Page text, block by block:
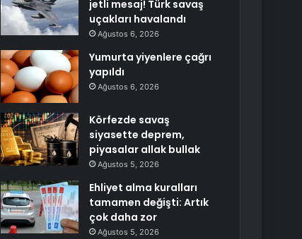
jetli mesaj! Türk savaş
uçakları havalandı
Ağustos 6, 2026
Yumurta yiyenlere çağrı
yapıldı
Ağustos 6, 2026
Körfezde savaş
siyasette deprem,
piyasalar allak bullak
Ağustos 5, 2026
Ehliyet alma kuralları
tamamen değişti: Artık
çok daha zor
Ağustos 5, 2026